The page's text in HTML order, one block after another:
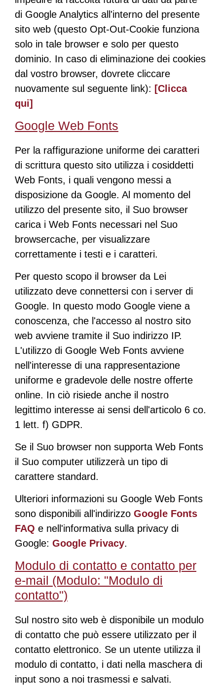
di Google Analytics all'interno del presente
sito web (questo Opt-Out-Cookie funziona
solo in tale browser e solo per questo
dominio. In caso di eliminazione dei cookies
dal vostro browser, dovrete cliccare
nuovamente sul seguente link): [Clicca
qui]
Google Web Fonts
Per la raffigurazione uniforme dei caratteri
di scrittura questo sito utilizza i cosiddetti
Web Fonts, i quali vengono messi a
disposizione da Google. Al momento del
utilizzo del presente sito, il Suo browser
carica i Web Fonts necessari nel Suo
browsercache, per visualizzare
correttamente i testi e i caratteri.
Per questo scopo il browser da Lei
utilizzato deve connettersi con i server di
Google. In questo modo Google viene a
conoscenza, che l'accesso al nostro sito
web avviene tramite il Suo indirizzo IP.
L'utilizzo di Google Web Fonts avviene
nell'interesse di una rappresentazione
uniforme e gradevole delle nostre offerte
online. In ciò risiede anche il nostro
legittimo interesse ai sensi dell'articolo 6 co.
1 lett. f) GDPR.
Se il Suo browser non supporta Web Fonts
il Suo computer utilizzerà un tipo di
carattere standard.
Ulteriori informazioni su Google Web Fonts
sono disponibili all'indirizzo Google Fonts
FAQ e nell'informativa sulla privacy di
Google: Google Privacy.
Modulo di contatto e contatto per
e-mail (Modulo: "Modulo di
contatto")
Sul nostro sito web è disponibile un modulo
di contatto che può essere utilizzato per il
contatto elettronico. Se un utente utilizza il
modulo di contatto, i dati nella maschera di
input sono a noi trasmessi e salvati.